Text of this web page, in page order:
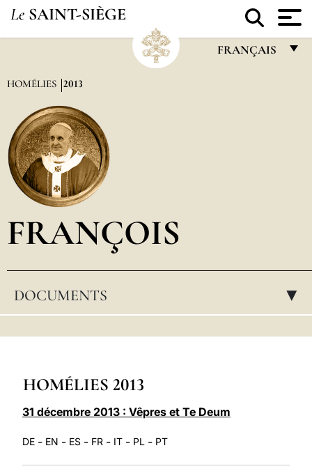
Le SAINT-SIÈGE
FRANÇAIS
العربيّة
HOMÉLIES 2013
FRANÇOIS
DOCUMENTS ▸
HOMÉLIES 2013
31 décembre 2013 : Vêpres et Te Deum
DE - EN - ES - FR - IT - PL - PT